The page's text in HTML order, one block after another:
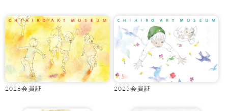
2026会員証 2025会員証